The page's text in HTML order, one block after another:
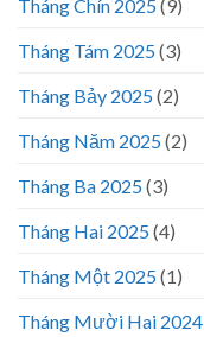
Tháng Chín 2025(9)
Tháng Tám 2025(3)
Tháng Bảy 2025(2)
Tháng Năm 2025(2)
Tháng Ba 2025(3)
Tháng Hai 2025(4)
Tháng Một 2025(1)
Tháng Mười Hai 2024